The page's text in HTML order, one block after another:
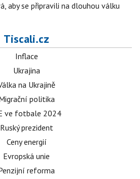
aby se připravili na dlouhou válku
Tiscali.cz
Inflace
Ukrajina
na Ukrajině
politika
ve fotbale 2024
Ruský prezident
Ceny energií
Evropská unie
reforma